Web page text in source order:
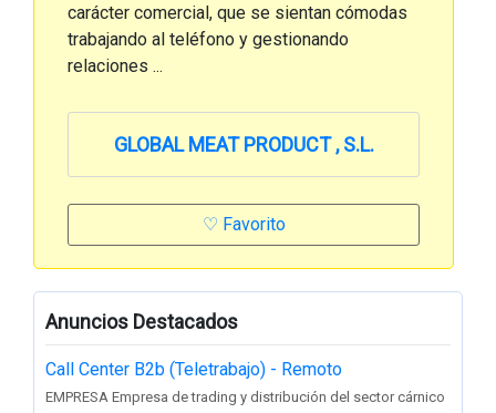
carácter comercial, que se sientan cómodas
trabajando al teléfono y gestionando
relaciones ...
GLOBAL MEAT PRODUCT , S.L.
♡ Favorito
Anuncios Destacados
Call Center B2b (Teletrabajo) - Remoto
EMPRESA Empresa de trading y distribución del sector cárnico